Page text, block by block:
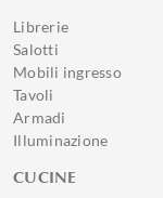
Librerie
Salotti
Mobili ingresso
Tavoli
Armadi
Illuminazione
CUCINE